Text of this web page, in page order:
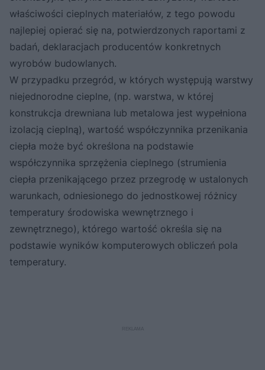
właściwości cieplnych materiałów, z tego powodu
najlepiej opierać się na, potwierdzonych raportami z
badań, deklaracjach producentów konkretnych
wyrobów budowlanych.
W przypadku przegród, w których występują warstwy
niejednorodne cieplne, (np. warstwa, w której
konstrukcja drewniana lub metalowa jest wypełniona
izolacją cieplną), wartość współczynnika przenikania
ciepła może być określona na podstawie
współczynnika sprzężenia cieplnego (strumienia
ciepła przenikającego przez przegrodę w ustalonych
warunkach, odniesionego do jednostkowej różnicy
temperatury środowiska wewnętrznego i
zewnętrznego), którego wartość określa się na
podstawie wyników komputerowych obliczeń pola
temperatury.